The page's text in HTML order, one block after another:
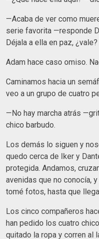
—Acaba de ver como
serie favorita —responde
Déjala a ella en paz, ¿vale?
Adam hace caso omiso.
Caminamos hacia un
veo a un grupo de cuatro
—No hay marcha atrás
chico barbudo.
Los demás lo siguen y
quedo cerca de Iker y
protegida. Andamos,
avenidas que no conocía,
tomé fotos, hasta que
Los cinco compañeros
han pedido los cuatro
quitado la ropa y corren al